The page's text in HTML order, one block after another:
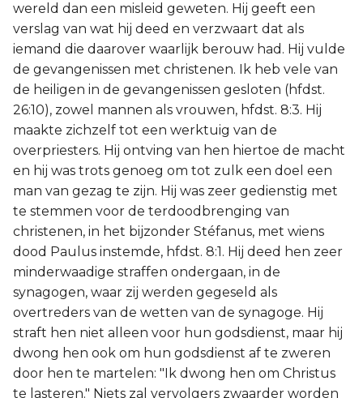
wereld dan een misleid geweten. Hij geeft een
verslag van wat hij deed en verzwaart dat als
iemand die daarover waarlijk berouw had. Hij vulde
de gevangenissen met christenen. Ik heb vele van
de heiligen in de gevangenissen gesloten (hfdst.
26:10), zowel mannen als vrouwen, hfdst. 8:3. Hij
maakte zichzelf tot een werktuig van de
overpriesters. Hij ontving van hen hiertoe de macht
en hij was trots genoeg om tot zulk een doel een
man van gezag te zijn. Hij was zeer gedienstig met
te stemmen voor de terdoodbrenging van
christenen, in het bijzonder Stéfanus, met wiens
dood Paulus instemde, hfdst. 8:1. Hij deed hen zeer
minderwaadige straffen ondergaan, in de
synagogen, waar zij werden gegeseld als
overtreders van de wetten van de synagoge. Hij
straft hen niet alleen voor hun godsdienst, maar hij
dwong hen ook om hun godsdienst af te zweren
door hen te martelen: "Ik dwong hen om Christus
te lasteren." Niets zal vervolgers zwaarder worden